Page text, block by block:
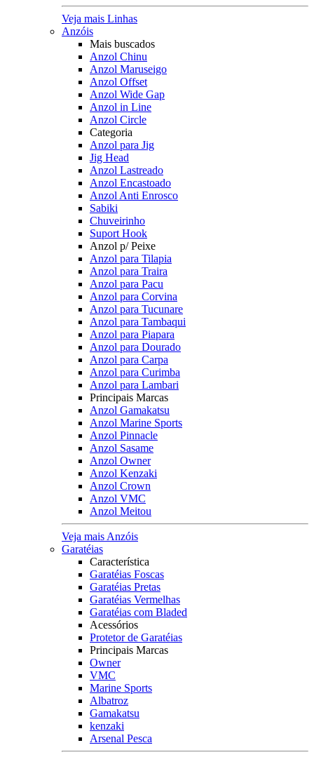
Veja mais Linhas
Anzóis
Mais buscados
Anzol Chinu
Anzol Maruseigo
Anzol Offset
Anzol Wide Gap
Anzol in Line
Anzol Circle
Categoria
Anzol para Jig
Jig Head
Anzol Lastreado
Anzol Encastoado
Anzol Anti Enrosco
Sabiki
Chuveirinho
Suport Hook
Anzol p/ Peixe
Anzol para Tilapia
Anzol para Traira
Anzol para Pacu
Anzol para Corvina
Anzol para Tucunare
Anzol para Tambaqui
Anzol para Piapara
Anzol para Dourado
Anzol para Carpa
Anzol para Curimba
Anzol para Lambari
Principais Marcas
Anzol Gamakatsu
Anzol Marine Sports
Anzol Pinnacle
Anzol Sasame
Anzol Owner
Anzol Kenzaki
Anzol Crown
Anzol VMC
Anzol Meitou
Veja mais Anzóis
Garatéias
Característica
Garatéias Foscas
Garatéias Pretas
Garatéias Vermelhas
Garatéias com Bladed
Acessórios
Protetor de Garatéias
Principais Marcas
Owner
VMC
Marine Sports
Albatroz
Gamakatsu
kenzaki
Arsenal Pesca